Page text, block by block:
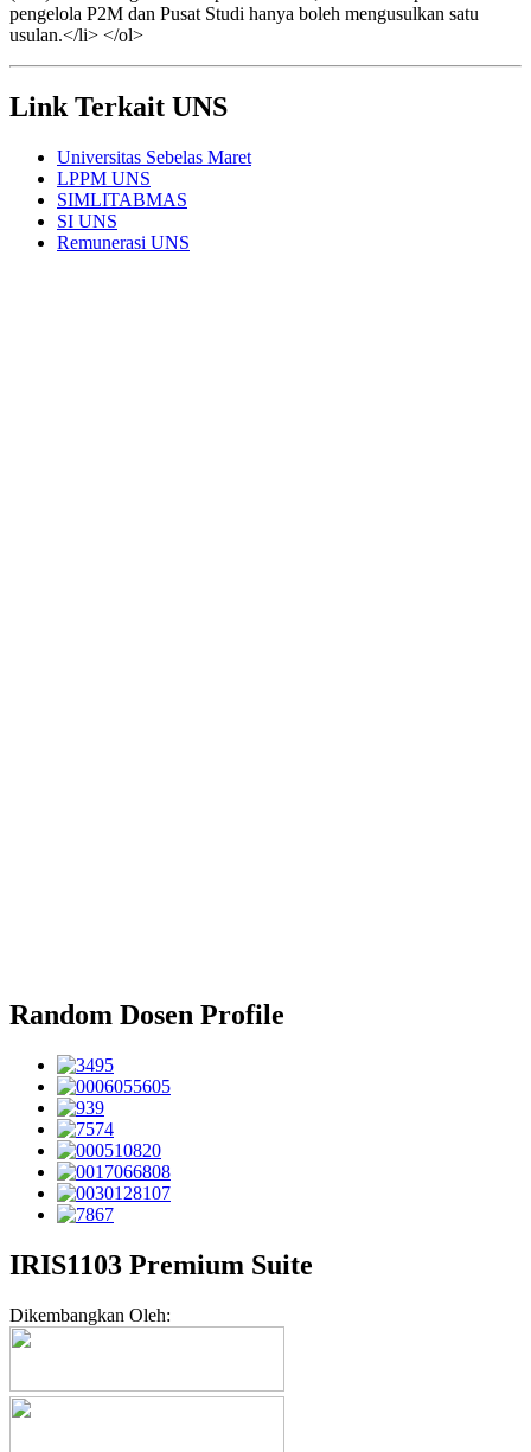
pengelola P2M dan Pusat Studi hanya boleh mengusulkan satu
usulan.</li> </ol>
Link Terkait UNS
Universitas Sebelas Maret
LPPM UNS
SIMLITABMAS
SI UNS
Remunerasi UNS
Random Dosen Profile
IRIS1103 Premium Suite
Dikembangkan Oleh: